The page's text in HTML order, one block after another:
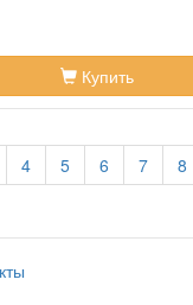
Купить
4 5 6 7 8